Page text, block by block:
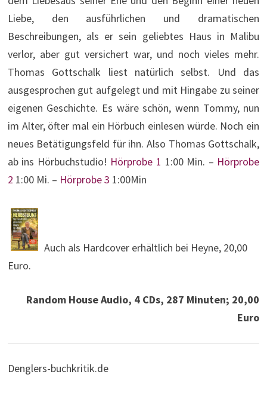
Liebe, den ausführlichen und dramatischen
Beschreibungen, als er sein geliebtes Haus in Malibu
verlor, aber gut versichert war, und noch vieles mehr.
Thomas Gottschalk liest natürlich selbst. Und das
ausgesprochen gut aufgelegt und mit Hingabe zu seiner
eigenen Geschichte. Es wäre schön, wenn Tommy, nun
im Alter, öfter mal ein Hörbuch einlesen würde. Noch ein
neues Betätigungsfeld für ihn. Also Thomas Gottschalk,
ab ins Hörbuchstudio! Hörprobe 1 1:00 Min. – Hörprobe
2 1:00 Mi. – Hörprobe 3 1:00Min
Auch als Hardcover erhältlich bei Heyne, 20,00
Euro.
Random House Audio, 4 CDs, 287 Minuten; 20,00
Euro
Denglers-buchkritik.de